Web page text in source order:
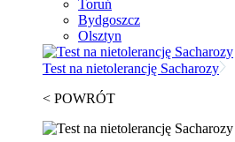
Toruń
Bydgoszcz
Olsztyn
Test na nietolerancję Sacharozy
< POWRÓT